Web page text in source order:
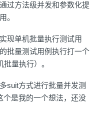
过方法级并发和参数化提
。
现单机批量执行测试用
批量测试用例执行打一个
量执行）。
suit方式进行批量并发测
个是我的一个想法，还没